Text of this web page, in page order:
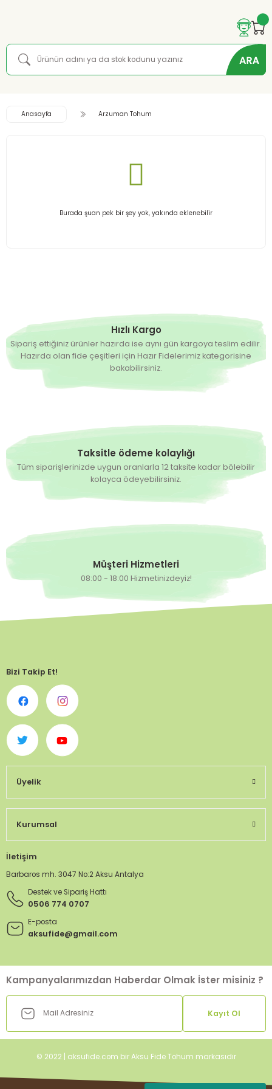
Anasayfa Arzuman Tohum
Burada şuan pek bir şey yok, yakında eklenebilir
Hızlı Kargo
Sipariş ettiğiniz ürünler hazırda ise aynı gün kargoya teslim edilir.
Hazırda olan fide çeşitleri için Hazır Fidelerimiz kategorisine
bakabilirsiniz.
Taksitle ödeme kolaylığı
Tüm siparişlerinizde uygun oranlarla 12 taksite kadar bölebilir
kolayca ödeyebilirsiniz.
Müşteri Hizmetleri
08:00 - 18:00 Hizmetinizdeyiz!
Bizi Takip Et!
Üyelik
Kurumsal
İletişim
Barbaros mh. 3047 No:2 Aksu Antalya
Destek ve Sipariş Hattı
0506 774 0707
E-posta
aksufide@gmail.com
Kampanyalarımızdan Haberdar Olmak İster misiniz ?
Kayıt Ol
© 2022 | aksufide.com bir Aksu Fide Tohum markasıdır